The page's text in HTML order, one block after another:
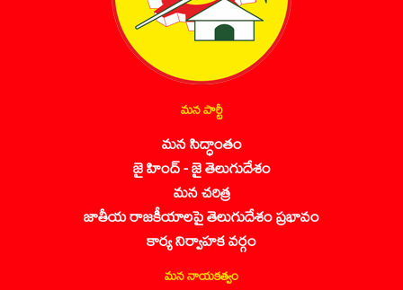
మన పార్టీ
మన సిద్ధాంతం
జై హింద్ - జై తెలుగుదేశం
మన చరిత్ర
జాతీయ రాజకీయాలపై తెలుగుదేశం ప్రభావం
కార్య నిర్వాహక వర్గం
మన నాయకత్వం